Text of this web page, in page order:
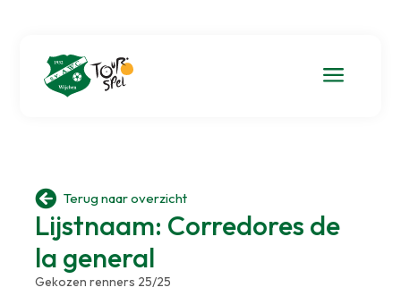
a
 Terug naar overzicht
Lijstnaam: Corredores de
la general
Gekozen renners 25/25